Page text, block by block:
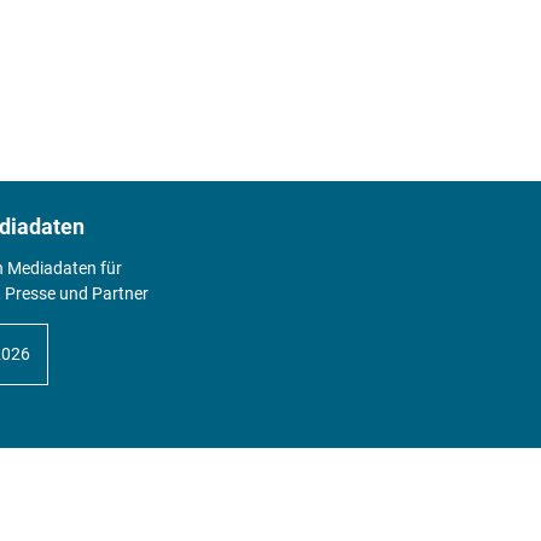
Mediadaten für
Presse und Partner